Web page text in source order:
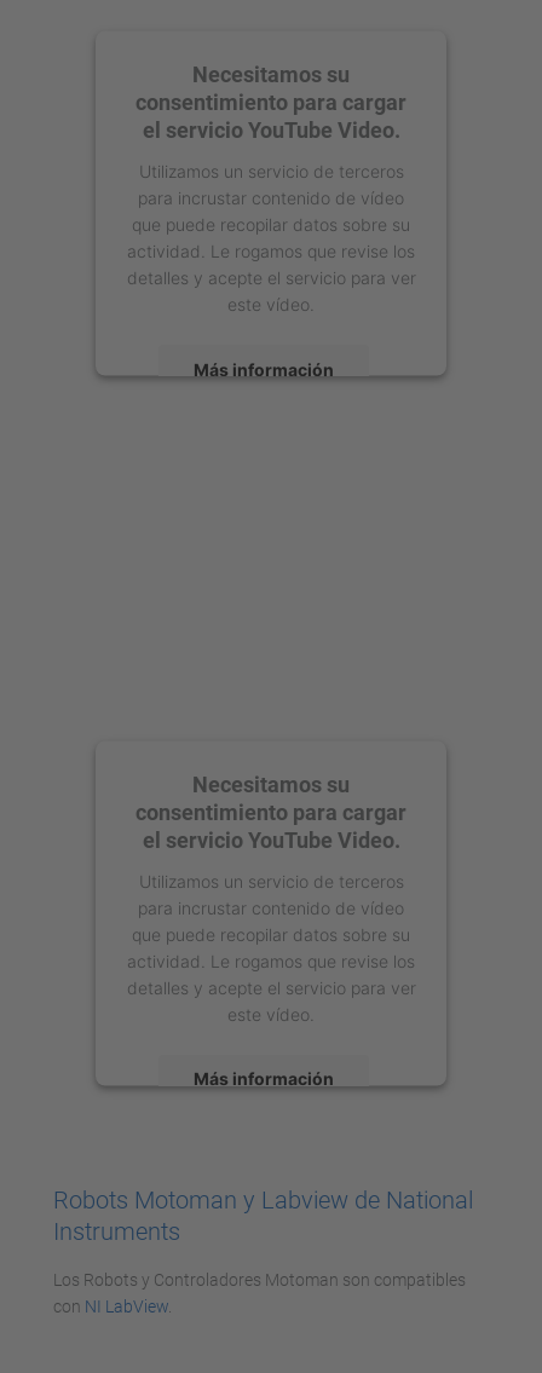
Necesitamos su
consentimiento para cargar
el servicio YouTube Video.
Utilizamos un servicio de terceros
para incrustar contenido de vídeo
que puede recopilar datos sobre su
actividad. Le rogamos que revise los
detalles y acepte el servicio para ver
este vídeo.
Más información
Necesitamos su
consentimiento para cargar
el servicio YouTube Video.
Utilizamos un servicio de terceros
para incrustar contenido de vídeo
que puede recopilar datos sobre su
actividad. Le rogamos que revise los
detalles y acepte el servicio para ver
este vídeo.
Más información
Management Platform
Robots Motoman y Labview de National
Instruments
Los Robots y Controladores Motoman son compatibles
con NI LabView